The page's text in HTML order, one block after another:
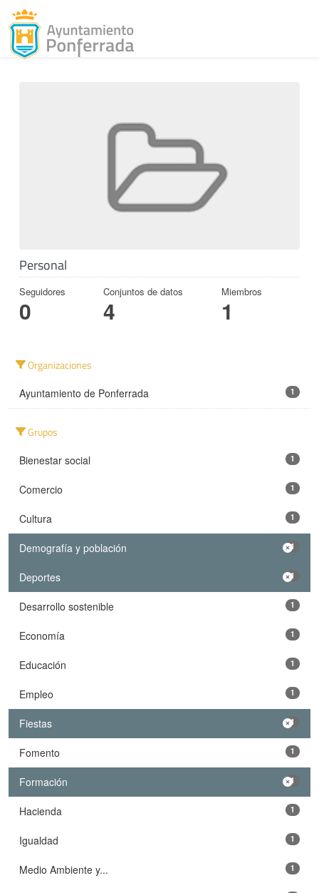
Personal
Seguidores
0
Conjuntos de datos
4
Miembros
1
Organizaciones
Ayuntamiento de Ponferrada 1
Grupos
Bienestar social 1
Comercio 1
Cultura 1
Demografía y población 1
Deportes 1
Desarrollo sostenible 1
Economía 1
Educación 1
Empleo 1
Fiestas 1
Fomento 1
Formación 1
Hacienda 1
Igualdad 1
Medio Ambiente y... 1